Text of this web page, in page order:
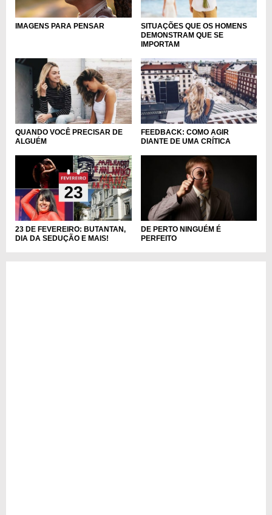
IMAGENS PARA PENSAR
SITUAÇÕES QUE OS HOMENS
DEMONSTRAM QUE SE
IMPORTAM
QUANDO VOCÊ PRECISAR DE
ALGUÉM
FEEDBACK: COMO AGIR
DIANTE DE UMA CRÍTICA
23 DE FEVEREIRO: BUTANTAN,
DIA DA SEDUÇÃO E MAIS!
DE PERTO NINGUÉM É
PERFEITO